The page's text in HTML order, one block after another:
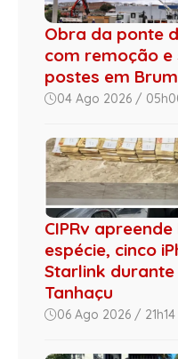
Obra da ponte
com remoção
postes em
04 Ago 2026 /
CIPRv
espécie, cinco
Starlink
Tanhaçu
06 Ago 2026 / 21h14